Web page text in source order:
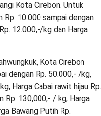
Kota Cirebon. Untuk
Rp. 10.000 sampai dengan
12.000,-/kg dan Harga
Kota Cirebon
dengan Rp. 50.000,- /kg,
Harga Cabai rawit hijau Rp.
Rp. 130,000,- / kg, Harga
Bawang Putih Rp.